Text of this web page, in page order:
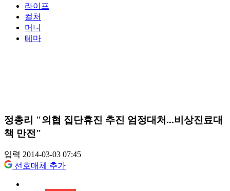
라이프
컬처
머니
테마
정총리 "의협 집단휴진 추진 엄정대처...비상진료대
책 만전"
입력 2014-03-03 07:45
선호매체 추가